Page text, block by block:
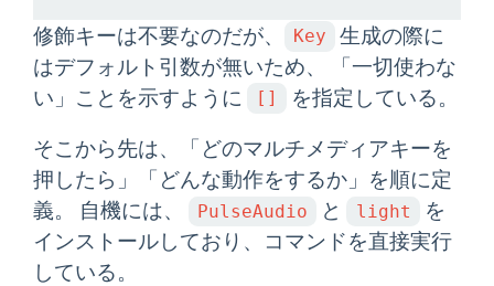
修飾キーは不要なのだが、 Key
生成の際に
はデフォルト引数が無いため、 「一切使わな
い」ことを示すように
[] を指定している。
そこから先は、「どのマルチメディアキーを
押したら」「どんな動作をするか」を順に定
義。 自機には、
PulseAudio と light
を
インストールしており、コマンドを直接実行
している。